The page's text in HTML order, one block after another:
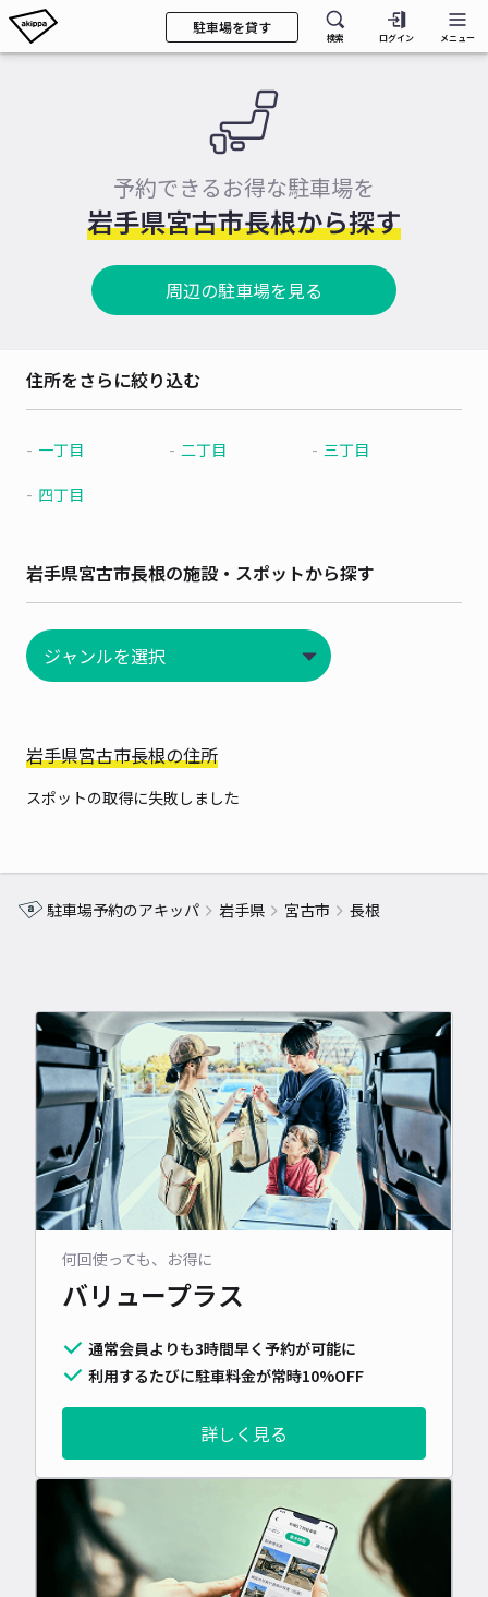
駐車場を貸す
検索 ログイン メニュー
予約できるお得な駐車場を
岩手県宮古市長根から探す
周辺の駐車場を見る
住所をさらに絞り込む
一丁目 二丁目 三丁目
四丁目
岩手県宮古市長根の施設・スポットから探す
岩手県宮古市長根の住所
スポットの取得に失敗しました
駐車場予約のアキッパ 岩手県 宮古市 長根
何回使っても、お得に
バリュープラス
通常会員よりも3時間早く予約が可能に
利用するたびに駐車料金が常時10%OFF
詳しく見る